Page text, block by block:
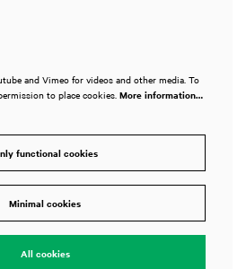
and Vimeo for videos and other media. To
to place cookies. More information…
functional cookies
Minimal cookies
All cookies